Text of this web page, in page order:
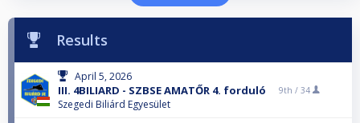
Results
April 5, 2026
III. 4BILIARD - SZBSE AMATŐR 4. forduló
Szegedi Biliárd Egyesület
9th / 34